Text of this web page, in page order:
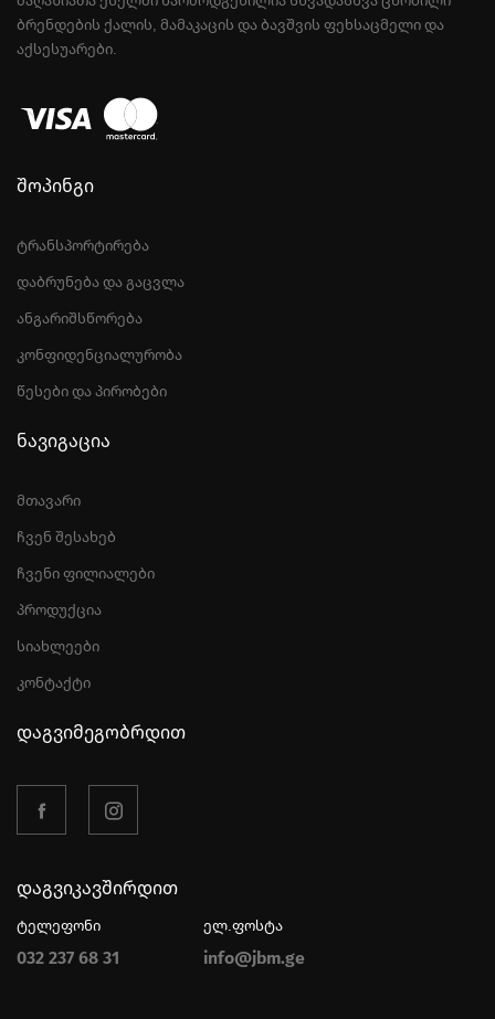
ᲑᲠᲔᲜᲓᲔᲑᲘᲡ ᲥᲐᲚᲘᲡ, ᲛᲐᲛᲐᲙᲐᲪᲘᲡ ᲓᲐ ᲑᲐᲕᲨᲕᲘᲡ ᲤᲔᲮᲡᲐᲪᲛᲔᲚᲘ ᲓᲐ
ᲐᲥᲡᲔᲡᲣᲐᲠᲔᲑᲘ.
შოპინგი
ტრანსპორტირება
დაბრუნება და გაცვლა
ანგარიშსწორება
კონფიდენციალურობა
წესები და პირობები
ნავიგაცია
მთავარი
ჩვენ შესახებ
ჩვენი ფილიალები
პროდუქცია
სიახლეები
კონტაქტი
დაგვიმეგობრდით
დაგვიკავშირდით
ტელეფონი
032 237 68 31
ელ.ფოსტა
info@jbm.ge